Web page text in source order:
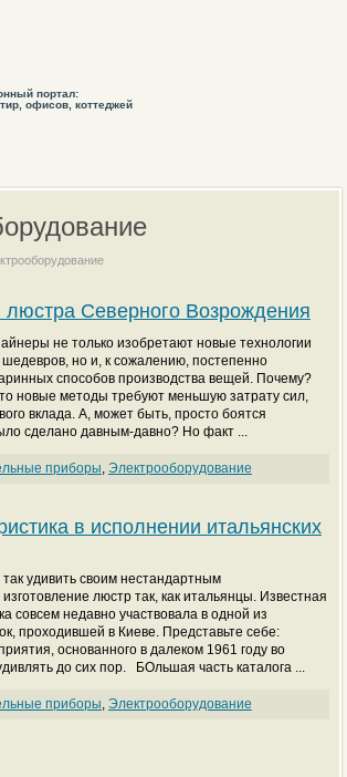
портал:
офисов, коттеджей
Северного Возрождения
не только изобретают новые технологии
шедевров, но и, к сожалению, постепенно
способов производства вещей. Почему?
новые методы требуют меньшую затрату сил,
вклада. А, может быть, просто боятся
сделано давным-давно? Но факт ...
приборы, Электрооборудование
в исполнении итальянских
удивить своим нестандартным
люстр так, как итальянцы. Известная
совсем недавно участвовала в одной из
проходившей в Киеве. Представьте себе:
основанного в далеком 1961 году во
до сих пор. БОльшая часть каталога ...
приборы, Электрооборудование